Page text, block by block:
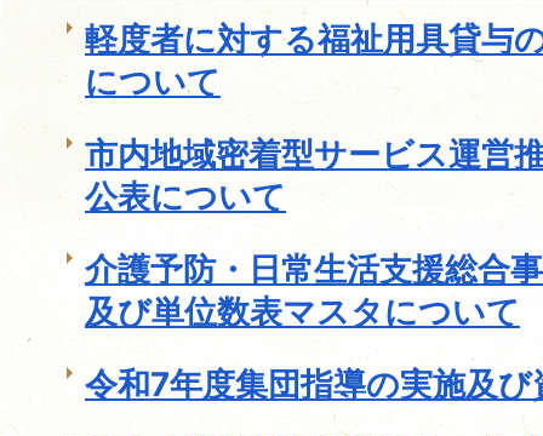
軽度者に対する福祉用具貸与
について
市内地域密着型サービス運営
公表について
介護予防・日常生活支援総合
及び単位数表マスタについて
令和7年度集団指導の実施及